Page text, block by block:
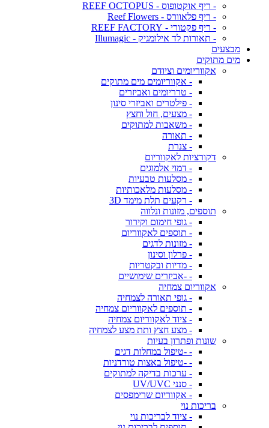
- ריף אוקטופוס - REEF OCTOPUS
- ריף פלאוורס - Reef Flowers
- ריף פקטורי - REEF FACTORY
- תאורות לד אילומגיק - Illumagic
מבצעים
מים מתוקים
אקווריומים וציודם
- אקווריומים מים מתוקים
- טרריומים ואביזרים
- פילטרים ואביזרי סינון
- מצעים, חול וחצץ
- משאבות למתוקים
- תאורה
- צנרת
דקורציות לאקווריום
- דמוי אלמוגים
- מסלעות טבעיות
- מסלעות מלאכותיות
- רקעים תלת מימד 3D
תוספים, מזונות ונלווה
- גופי חימום וקירור
- תוספים לאקווריום
- מזונות לדגים
- פרלון וסינון
- מדיות ובקטריות
- -אביזרים שימושיים
אקווריום צמחיה
- גופי תאורה לצמחיה
- תוספים לאקווריום צמחיה
- ציוד לאקווריום צמחיה
- מצע חצץ ותת מצע לצמחיה
שונות ופתרון בעיות
- -טיפול במחלות דגים
- -טיפול באצות טורדניות
- ערכות בדיקה למתוקים
- סנני UV/UVC
- אקווריום שרימפסים
בריכות נוי
- ציוד לבריכות נוי